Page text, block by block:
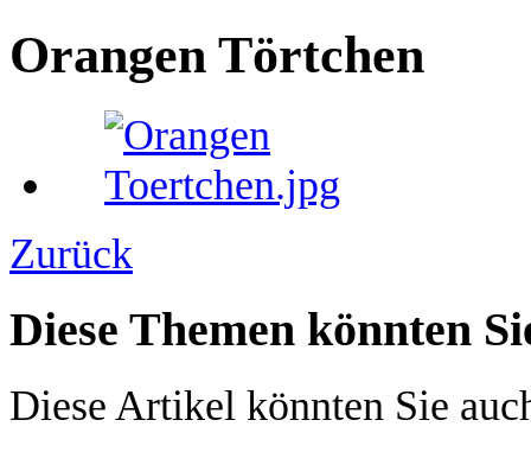
Orangen Törtchen
Zurück
Diese Themen könnten
Diese Artikel könnten Sie